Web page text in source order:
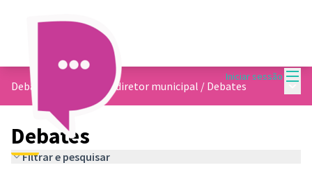
Iniciar sessão
Debate sobre o plano diretor municipal / Debates
Debates
Filtrar e pesquisar